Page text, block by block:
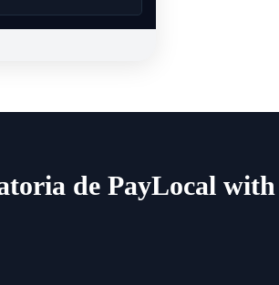
de PayLocal with